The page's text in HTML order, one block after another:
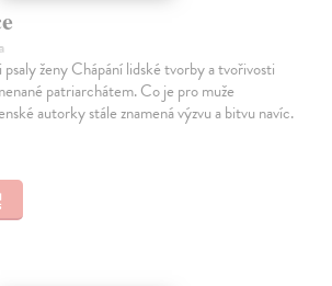
ženy Chápání lidské tvorby a tvořivosti
patriarchátem. Co je pro muže
autorky stále znamená výzvu a bitvu navíc.